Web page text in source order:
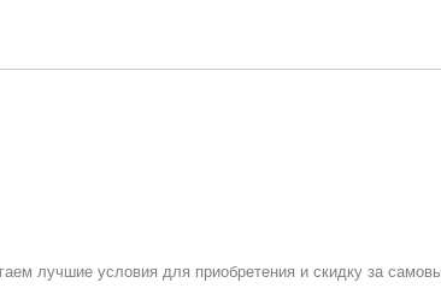
лучшие условия для приобретения и скидку за